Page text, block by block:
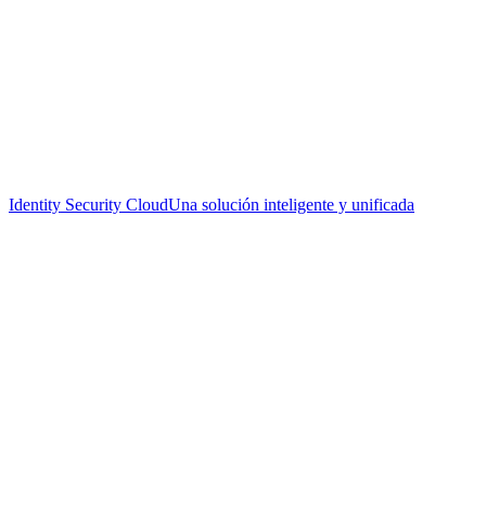
Identity Security CloudUna solución inteligente y unificada